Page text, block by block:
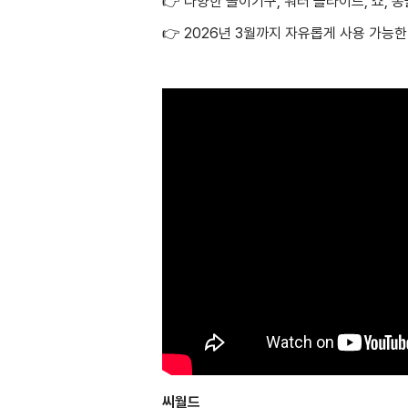
👉 2026년 3월까지 자유롭게 사용 가능한
씨월드